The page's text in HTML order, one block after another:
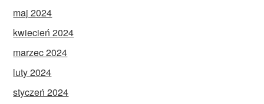
maj 2024
kwiecień 2024
marzec 2024
luty 2024
styczeń 2024